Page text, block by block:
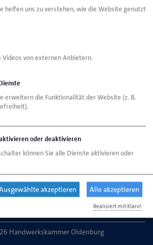
Juli 2026
Oldenburg
von Berufserfahrungen
Handwerkskammer Oldenburg
helfen uns zu verstehen, wie die Website genutzt
von externen Anbietern.
erweitern die Funktionalität der Website (z. B.
oder deaktivieren
können Sie alle Dienste aktivieren oder
akzeptieren Alle akzeptieren
Realisiert mit Klaro!